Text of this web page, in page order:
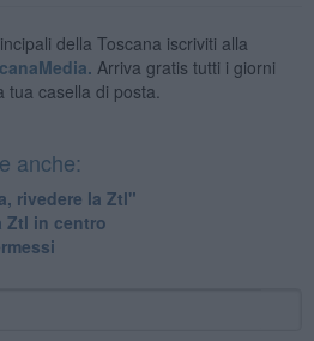
della Toscana iscriviti alla
Arriva gratis tutti i giorni
casella di posta.
anche:
rivedere la Ztl"
Ztl in centro